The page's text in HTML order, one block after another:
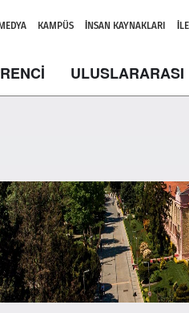
KAMPÜS İNSAN KAYNAKLARI
ULUSLARARASI